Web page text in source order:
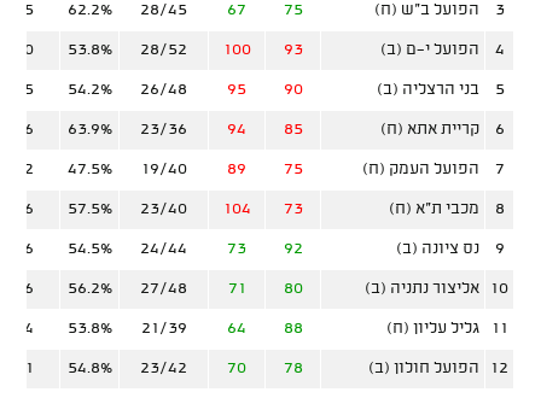
3 הפועל ב"ש (ח) 75
67
28/45
62.2%
25
4 הפועל י-ם (ב) 93
100
28/52
53.8%
30
5 בני הרצליה (ב) 90
95
26/48
54.2%
25
6 קריית אתא (ח) 85
94
23/36
63.9%
26
7 הפועל העמק (ח) 75
89
19/40
47.5%
22
8 מכבי ת"א (ח) 73
104
23/40
57.5%
26
9 נס ציונה (ב) 92
73
24/44
54.5%
26
10 אליצור נתניה (ב) 80
71
27/48
56.2%
26
11 גליל עליון (ח) 88
64
21/39
53.8%
24
12 הפועל חולון (ב) 78
70
23/42
54.8%
21